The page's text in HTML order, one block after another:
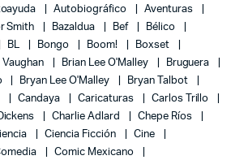
Autobiográfico
Aventuras
Smith Bazaldua Bef
Bélico
BL Bongo Boom!
Boxset
Vaughan Brian Lee O'Malley
Bruguera
Bryan Lee O'Malley
Bryan Talbot
Candaya Caricaturas
Carlos Trillo
Charlie Adlard
Chepe Ríos
Ciencia Ficción
Cine
Comic Mexicano